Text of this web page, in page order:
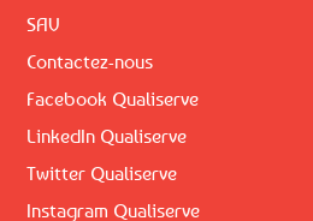
SAV
Contactez-nous
Facebook Qualiserve
LinkedIn Qualiserve
Twitter Qualiserve
Instagram Qualiserve